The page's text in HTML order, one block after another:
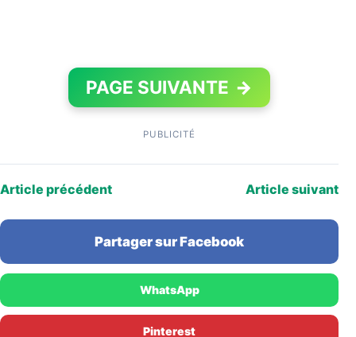
PAGE SUIVANTE →
PUBLICITÉ
Article précédent Article suivant
Partager sur Facebook
WhatsApp
Pinterest